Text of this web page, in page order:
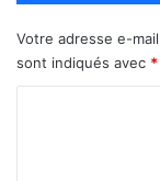
Votre adresse e-
sont indiqués avec *